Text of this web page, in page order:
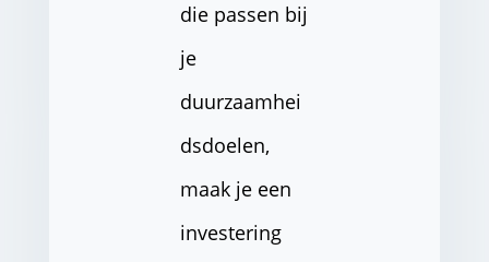
die passen bij
je
duurzaamhei
dsdoelen,
maak je een
investering